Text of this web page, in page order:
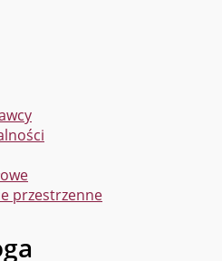
przestrzenne